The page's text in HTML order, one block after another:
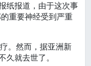
纸报道，由于这次事
重要神经受到严重
。然而，据亚洲新
久就去世了。